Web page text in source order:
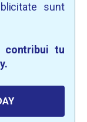
sunt
contribui tu